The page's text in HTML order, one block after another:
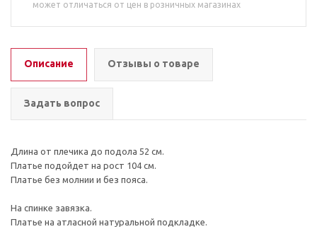
может отличаться от цен в розничных магазинах
Описание Отзывы о товаре
Задать вопрос
Длина от плечика до подола 52 см.
Платье подойдет на рост 104 см.
Платье без молнии и без пояса.
На спинке завязка.
Платье на атласной натуральной подкладке.